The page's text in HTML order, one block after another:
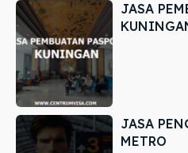
JASA
JASA
METRO